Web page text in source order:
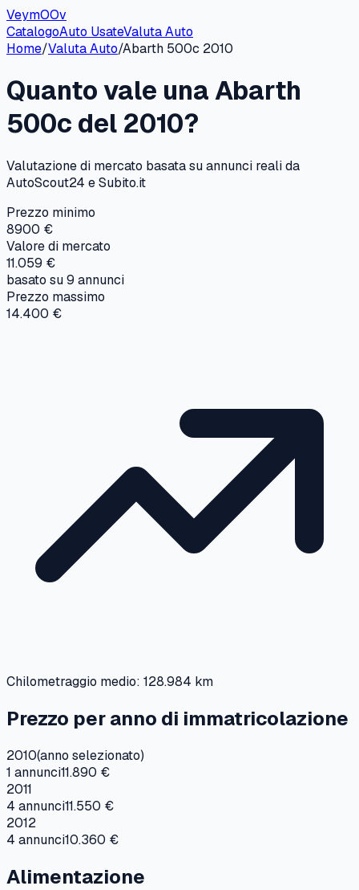
VeymOOv
CatalogoAuto UsateValuta Auto
Home/Valuta Auto/Abarth 500c 2010
Quanto vale unaAbarth
500c del 2010?
Valutazione di mercato basata su annunci reali da
AutoScout24 e Subito.it
Prezzo minimo
8900 €
Valore di mercato
11.059 €
basato su9 annunci
Prezzo massimo
14.400 €
Chilometraggio medio: 128.984 km
Prezzo per anno di immatricolazione
2010(anno selezionato)
1 annunci11.890 €
2011
4 annunci11.550 €
2012
4 annunci10.360 €
Alimentazione